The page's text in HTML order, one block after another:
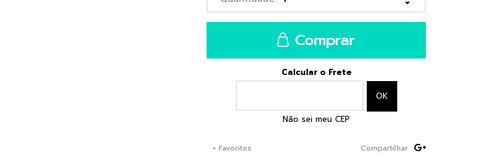
Comprar
Calcular o Frete
Não sei meu CEP
+ Favoritos Compartilhar